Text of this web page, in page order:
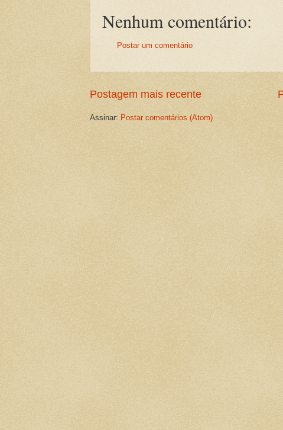
Nenhum comentário:
Postar um comentário
Postagem mais recente
Assinar: Postar comentários (Atom)